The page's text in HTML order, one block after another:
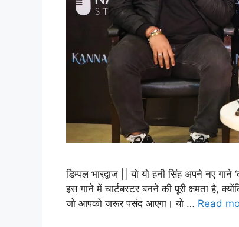
डिम्पल भारद्वाज || यो यो हनी सिंह अपने नए
इस गाने में चार्टबस्टर बनने की पूरी क्षमता है,
जो आपको जरूर पसंद आएगा। यो … Read